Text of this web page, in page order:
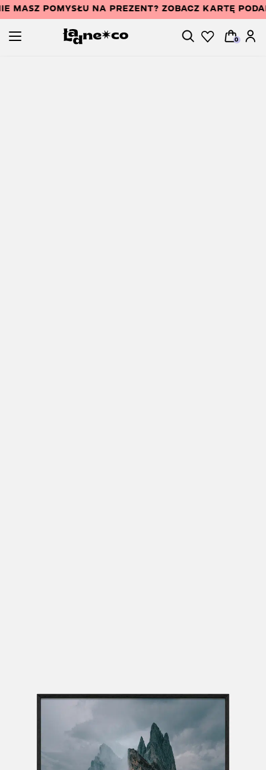
MASZ POMYSŁU NA PREZENT? ZOBACZ KARTĘ
0